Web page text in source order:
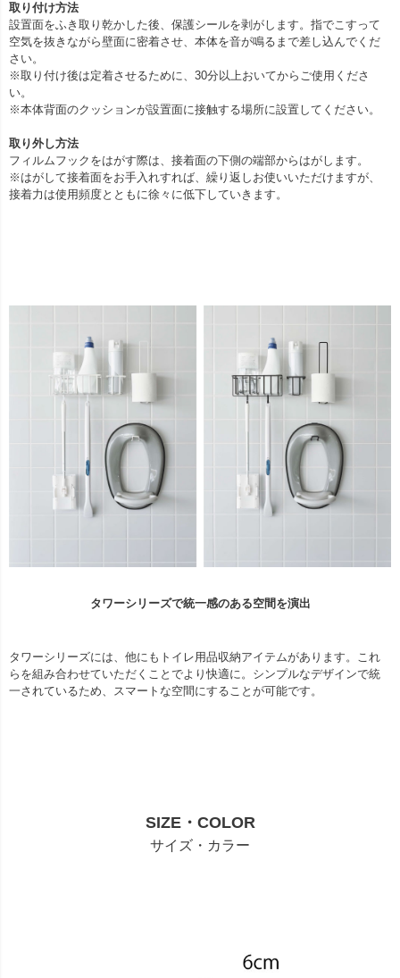
取り付け方法
設置面をふき取り乾かした後、保護シールを剥がします。指でこすって
空気を抜きながら壁面に密着させ、本体を音が鳴るまで差し込んでくだ
さい。
※取り付け後は定着させるために、30分以上おいてからご使用くださ
い。
※本体背面のクッションが設置面に接触する場所に設置してください。
取り外し方法
フィルムフックをはがす際は、接着面の下側の端部からはがします。
※はがして接着面をお手入れすれば、繰り返しお使いいただけますが、
接着力は使用頻度とともに徐々に低下していきます。
タワーシリーズで統一感のある空間を演出
タワーシリーズには、他にもトイレ用品収納アイテムがあります。これ
らを組み合わせていただくことでより快適に。シンプルなデザインで統
一されているため、スマートな空間にすることが可能です。
SIZE・COLOR
サイズ・カラー